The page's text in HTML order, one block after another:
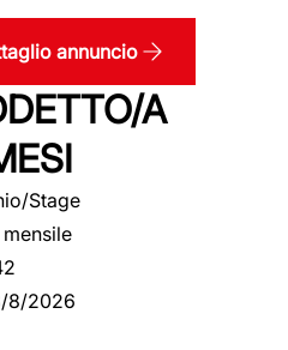
annuncio
A
Stage
8/2026